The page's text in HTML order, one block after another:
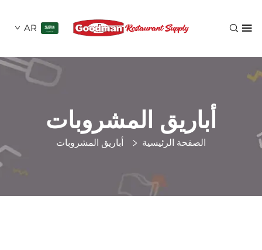
AR
أباريق المشروبات
الصفحة الرئيسية أباريق المشروبات